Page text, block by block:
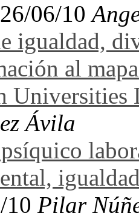
06/10
igualdad,
al
Universities
Ávila
10 Pilar